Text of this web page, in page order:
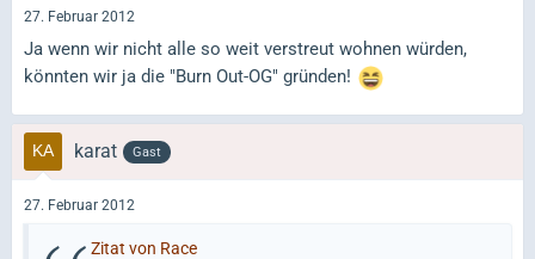
27. Februar 2012
Ja wenn wir nicht alle so weit verstreut wohnen würden,
könnten wir ja die "Burn Out-OG" gründen!
karat Gast
27. Februar 2012
Zitat von Race